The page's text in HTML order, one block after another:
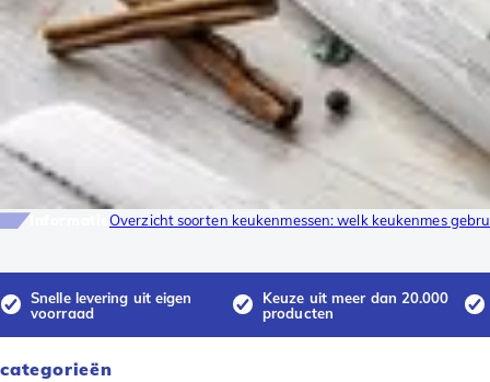
Overzicht soorten keukenmessen: welk keukenmes
Snelle levering uit eigen
voorraad
Keuze uit meer dan 20.000
producten
categorieën